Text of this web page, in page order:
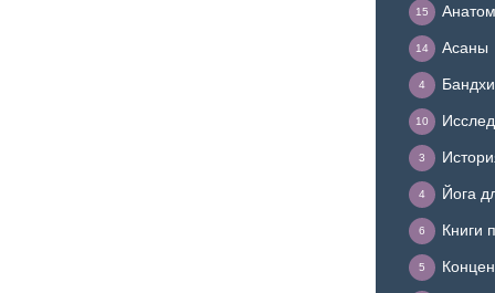
15
Асаны
14
Бандхи
4
10
3
Йога
4
Книги
6
5